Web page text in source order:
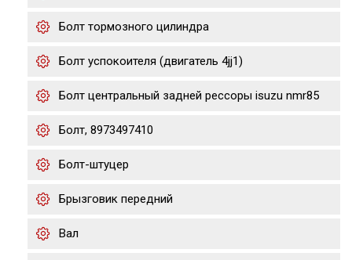
Болт тормозного цилиндра
Болт успокоителя (двигатель 4jj1)
Болт центральный задней рессоры isuzu nmr85
Болт, 8973497410
Болт-штуцер
Брызговик передний
Вал